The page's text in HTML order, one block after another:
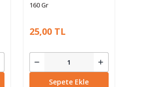
160 Gr
25,00 TL
Sepete Ekle